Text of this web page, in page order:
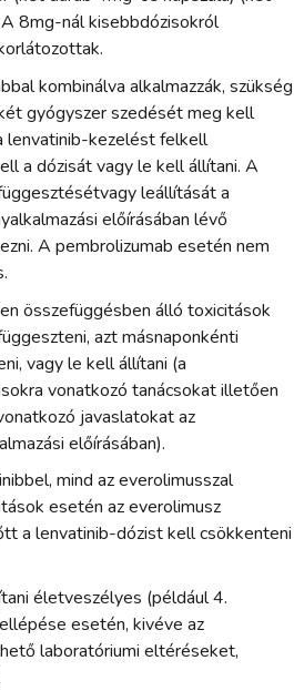
8mg-nál kisebbdózisokról
kombinálva alkalmazzák, szükség
gyógyszer szedését meg kell
lenvatinib-kezelést felkell
a dózisát vagy le kell állítani. A
leállítását a
előírásában lévő
A pembrolizumab esetén nem
összefüggésben álló toxicitások
azt másnaponkénti
vagy le kell állítani (a
vonatkozó tanácsokat illetően
javaslatokat az
előírásában).
mind az everolimusszal
esetén az everolimusz
a lenvatinib-dózist kell csökkenteni
életveszélyes (például 4.
esetén, kivéve az
laboratóriumi eltéréseket,